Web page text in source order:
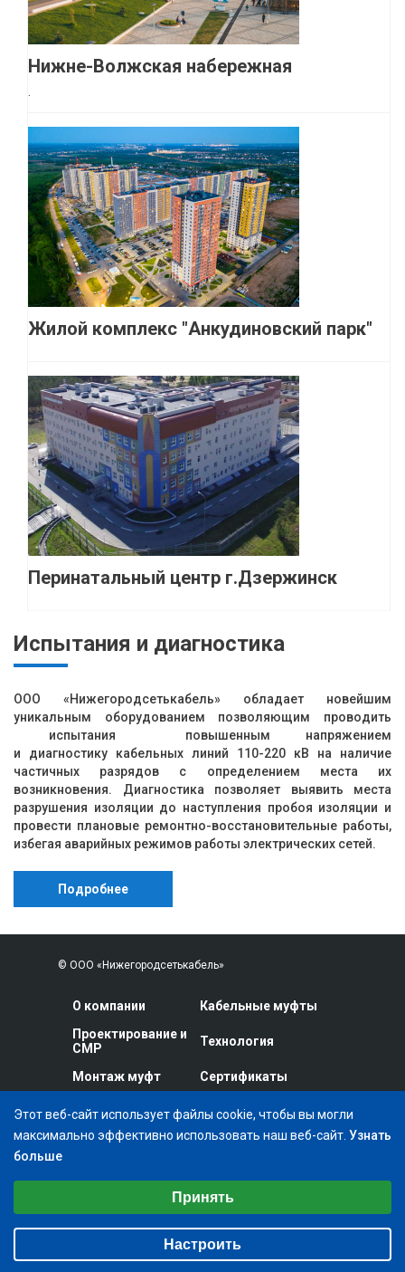
Нижне-Волжская набережная
.
Жилой комплекс "Анкудиновский парк"
Перинатальный центр г.Дзержинск
Испытания и диагностика
ООО «Нижегородсетькабель» обладает новейшим
уникальным оборудованием позволяющим проводить
испытания повышенным напряжением
и диагностику кабельных линий 110-220 кВ на наличие
частичных разрядов с определением места их
возникновения. Диагностика позволяет выявить места
разрушения изоляции до наступления пробоя изоляции и
провести плановые ремонтно-восстановительные работы,
избегая аварийных режимов работы электрических сетей.
Подробнее
© ООО «Нижегородсетькабель»
О компании
Кабельные муфты
Проектирование и
СМР
Технология
Монтаж муфт Сертификаты
Прайс-лист
диагностика
Информация
+7 (831) 245-76-34
+7 (831) 240-84-11
m-nsk@r52.ru
Этот веб-сайт использует файлы cookie, чтобы вы могли
максимально эффективно использовать наш веб-сайт. Узнать
больше
Аналитические/Функциональные
Принять
Настроить